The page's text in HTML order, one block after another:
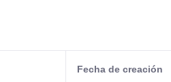
Fecha de creación